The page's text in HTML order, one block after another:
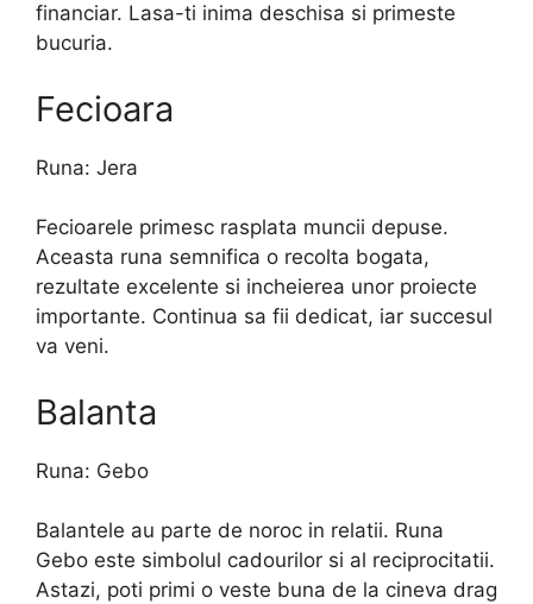
financiar. Lasa-ti inima deschisa si primeste
bucuria.
Fecioara
Runa: Jera
Fecioarele primesc rasplata muncii depuse.
Aceasta runa semnifica o recolta bogata,
rezultate excelente si incheierea unor proiecte
importante. Continua sa fii dedicat, iar succesul
va veni.
Balanta
Runa: Gebo
Balantele au parte de noroc in relatii. Runa
Gebo este simbolul cadourilor si al reciprocitatii.
Astazi, poti primi o veste buna de la cineva drag